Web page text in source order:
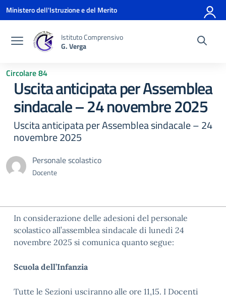
Vai ai contenuti
Vai al menu di navigazione
Vai al footer
Ministero dell'Istruzione e del Merito
Istituto Comprensivo
G. Verga
Circolare 84
Uscita anticipata per Assemblea
sindacale – 24 novembre 2025
Uscita anticipata per Assemblea sindacale – 24
novembre 2025
Personale scolastico
Docente
In considerazione delle adesioni del personale
scolastico all’assemblea sindacale di lunedì 24
novembre 2025 si comunica quanto segue:
Scuola dell’Infanzia
Tutte le Sezioni usciranno alle ore 11,15. I Docenti